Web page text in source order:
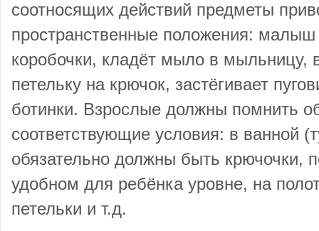
соотносящих действий предметы
пространственные положения: малыш
коробочки, кладёт мыло в мыльницу,
петельку на крючок, застёгивает
ботинки. Взрослые должны помнить
соответствующие условия: в ванной
обязательно должны быть крючочки,
удобном для ребёнка уровне, на
петельки и т.д.